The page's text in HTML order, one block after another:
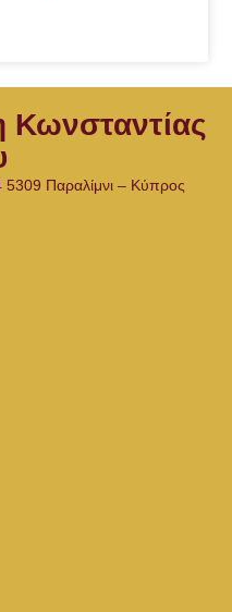
Κωνσταντίας
Παραλίμνι – Κύπρος